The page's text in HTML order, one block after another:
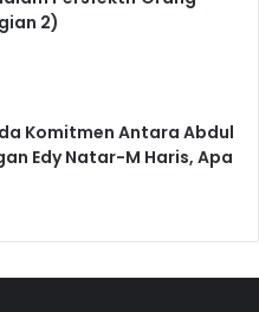
2)
Komitmen Antara Abdul
Edy Natar-M Haris, Apa